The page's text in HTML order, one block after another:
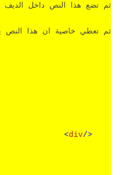
ثم تضع هذا النص داخل الديف
ثم تعطي خاصية ان هذا النص
</
div
>